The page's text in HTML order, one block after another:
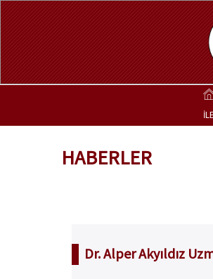
HABERLER
Dr. Alper Akyıldız